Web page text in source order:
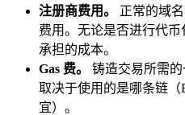
注册商费用。
正常的域
费用。无论是否进行代
承担的成本。
Gas 费。
铸造交易所需
取决于使用的是哪条链（
宜）。